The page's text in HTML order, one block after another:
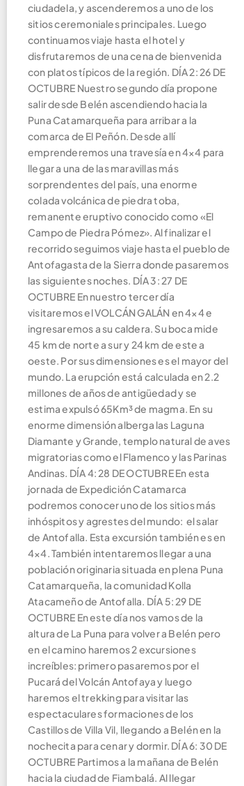
ciudadela, y ascenderemos a uno de los
sitios ceremoniales principales. Luego
continuamos viaje hasta el hotel y
disfrutaremos de una cena de bienvenida
con platos típicos de la región. DÍA 2: 26 DE
OCTUBRE Nuestro segundo día propone
salir desde Belén ascendiendo hacia la
Puna Catamarqueña para arribar a la
comarca de El Peñón. Desde allí
emprenderemos una travesía en 4×4 para
llegar a una de las maravillas más
sorprendentes del país, una enorme
colada volcánica de piedra toba,
remanente eruptivo conocido como «El
Campo de Piedra Pómez». Al finalizar el
recorrido seguimos viaje hasta el pueblo de
Antofagasta de la Sierra donde pasaremos
las siguientes noches. DÍA 3: 27 DE
OCTUBRE En nuestro tercer día
visitaremos el VOLCÁN GALÁN en 4×4 e
ingresaremos a su caldera. Su boca mide
45 km de norte a sur y 24 km de este a
oeste. Por sus dimensiones es el mayor del
mundo. La erupción está calculada en 2.2
millones de años de antigüedad y se
estima expulsó 65Km³ de magma. En su
enorme dimensión alberga las Laguna
Diamante y Grande, templo natural de aves
migratorias como el Flamenco y las Parinas
Andinas. DÍA 4: 28 DE OCTUBRE En esta
jornada de Expedición Catamarca
podremos conocer uno de los sitios más
inhóspitos y agrestes del mundo: el salar
de Antofalla. Esta excursión también es en
4×4. También intentaremos llegar a una
población originaria situada en plena Puna
Catamarqueña, la comunidad Kolla
Atacameño de Antofalla. DÍA 5: 29 DE
OCTUBRE En este día nos vamos de la
altura de La Puna para volver a Belén pero
en el camino haremos 2 excursiones
increíbles: primero pasaremos por el
Pucará del Volcán Antofaya y luego
haremos el trekking para visitar las
espectaculares formaciones de los
Castillos de Villa Vil, llegando a Belén en la
nochecita para cenar y dormir. DÍA 6: 30 DE
OCTUBRE Partimos a la mañana de Belén
hacia la ciudad de Fiambalá. Al llegar